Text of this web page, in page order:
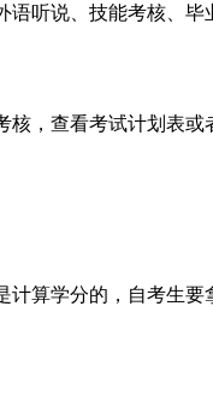
语听说、技能考核、
，查看考试计划表
计算学分的，自考生